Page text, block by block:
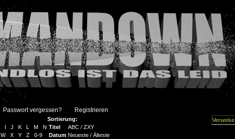
Passwort vergessen? Registrieren
I J K L M
N
W X Y Z 0-9
Sortierung:
Titel
ABC / ZXY
Datum Neueste / Älteste